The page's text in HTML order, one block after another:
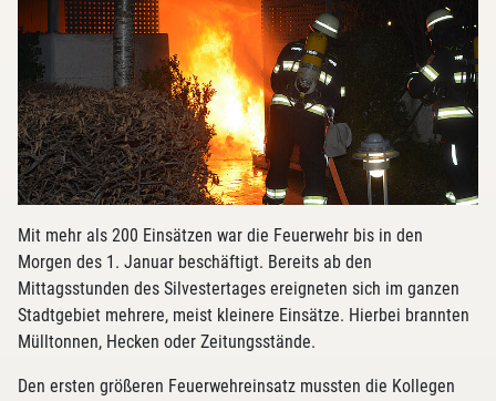
Mit mehr als 200 Einsätzen war die Feuerwehr bis in den
Morgen des 1. Januar beschäftigt. Bereits ab den
Mittagsstunden des Silvestertages ereigneten sich im ganzen
Stadtgebiet mehrere, meist kleinere Einsätze. Hierbei brannten
Mülltonnen, Hecken oder Zeitungsstände.
Den ersten größeren Feuerwehreinsatz mussten die Kollegen